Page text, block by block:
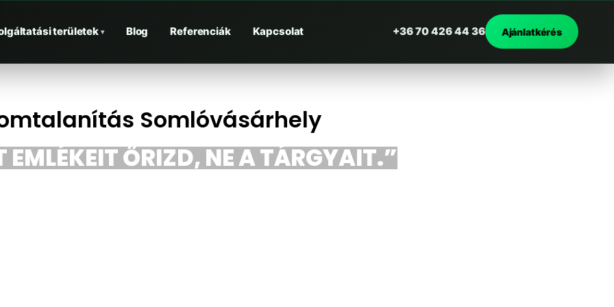
területek ▾ Blog Referenciák Kapcsolat +36 70 426 44 36 Ajánlatkérés
Somlóvásárhely
EMLÉKEIT ŐRIZD, NE A TÁRGYAIT.”